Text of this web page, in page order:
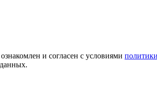
и согласен с условиями